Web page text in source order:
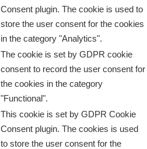
Consent plugin. The cookie is used to
store the user consent for the cookies
in the category "Analytics".
The cookie is set by GDPR cookie
consent to record the user consent for
the cookies in the category
"Functional".
This cookie is set by GDPR Cookie
Consent plugin. The cookies is used
to store the user consent for the